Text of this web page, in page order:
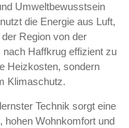
Umweltbewusstsein
die Energie aus Luft,
Region von der
Haffkrug effizient zu
Heizkosten, sondern
Klimaschutz.
Technik sorgt eine
hohen Wohnkomfort und